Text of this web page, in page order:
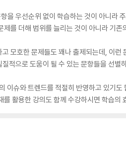
을 우선순위 없이 학습하는 것이 아니라
를 더해 범위를 늘리는 것이 아니라 기
모호한 문제들도 꽤나 출제되는데, 이
적으로 도움이 될 수 있는 문항들을 선별
이슈와 트렌드를 적절히 반영하고 있기
활용한 강의도 함께 수강하시면 학습의